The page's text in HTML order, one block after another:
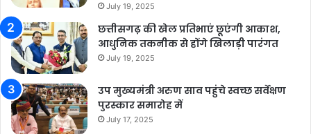
July 19, 2025
छत्तीसगढ़ की खेल प्रतिभाएं छूएंगी आकाश,
आधुनिक तकनीक से होंगे खिलाड़ी पारंगत
July 19, 2025
उप मुख्यमंत्री अरुण साव पहुंचे स्वच्छ सर्वेक्षण
पुरस्कार समारोह में
July 17, 2025